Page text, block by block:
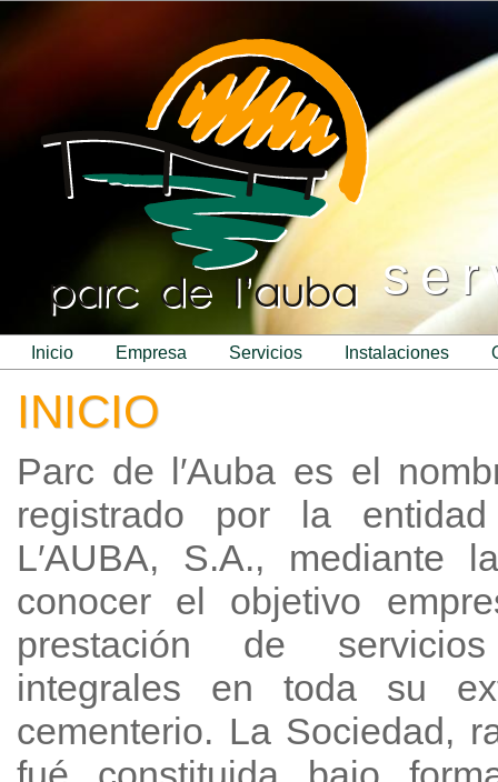
inicio empresa servicios instalaciones
INICIO
Parc de l′Auba es el
registrado por la
L′AUBA, S.A., mediante
conocer el objetivo
prestación de
integrales en toda su
cementerio. La Sociedad,